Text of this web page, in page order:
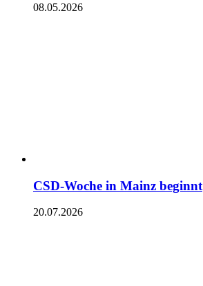
08.05.2026
CSD-Woche in Mainz beginnt
20.07.2026